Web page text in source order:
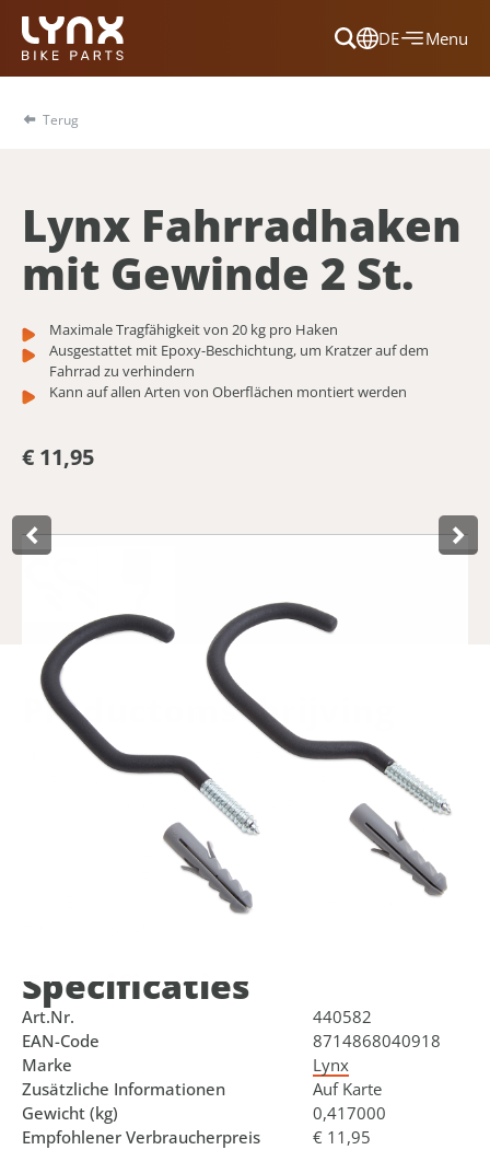
DE
Dansk
Nederlands
Menu
Terug
Lynx Fahrradhaken
mit Gewinde 2 St.
Maximale Tragfähigkeit von 20 kg pro Haken
Ausgestattet mit Epoxy-Beschichtung, um Kratzer auf dem
Fahrrad zu verhindern
Kann auf allen Arten von Oberflächen montiert werden
€ 11,95
Product­omschrijving
Mit diesen zwei kräftigen Lynx Fahrradhaken können Sie
ein Fahrrad einfach und platzsparend z.B. im Schuppen
oder in der Garage aufhängen. Die Fahrradhaken sind mit
einem Gewinde versehen, und für die korrekte Montage
werden je nach Art des Untergrunds Dübel mitgeliefert.
Um Kratzer am Fahrrad zu vermeiden, sind die Haken mit
einer Epoxidbeschichtung versehen. Die Höchstlast pro
Specificaties
Art.Nr.
440582
EAN-Code
8714868040918
Marke
Lynx
Zusätzliche Informationen
Auf Karte
Gewicht (kg)
0,417000
Empfohlener Verbraucherpreis
€ 11,95